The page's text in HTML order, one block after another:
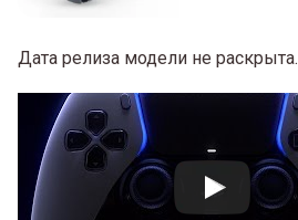
Дата релиза модели не раскрыта.